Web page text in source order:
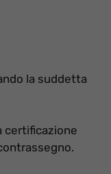
la suddetta
certificazione